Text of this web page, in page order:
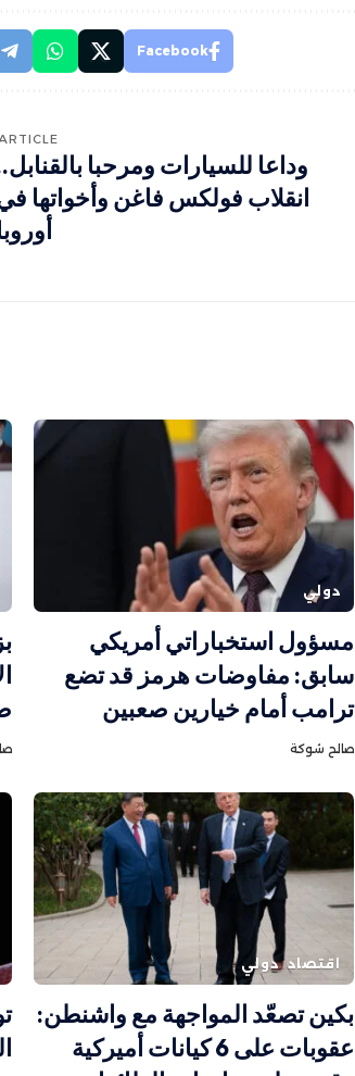
Facebook
وداعا للسيارات ومرحبا
انقلاب فولكس فاغن وأخواتها
دولي
مسؤول استخباراتي أمريكي
سابق: مفاوضات هرمز قد تضع
ترامب أمام خيارين صعبين
صالح شوكة
اقتصاد دولي
بكين تصعّد المواجهة مع واشنطن:
عقوبات على 6 كيانات أميركية